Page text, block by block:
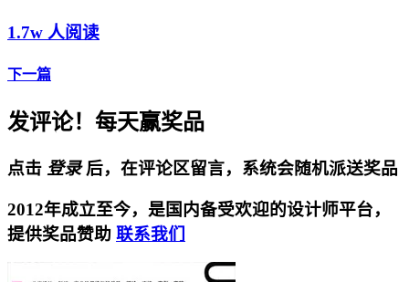
1.7w 人阅读
下一篇
发评论！每天赢奖品
点击 登录后，在评论区留言，系统会随机派送奖品
2012年成立至今，是国内备受欢迎的设计师平台，
提供奖品赞助 联系我们